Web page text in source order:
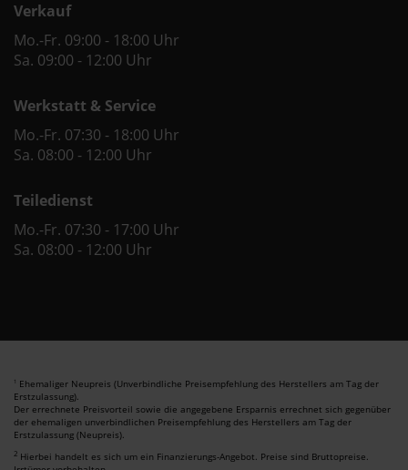
Verkauf
Mo.-Fr. 09:00 - 18:00 Uhr
Sa. 09:00 - 12:00 Uhr
Werkstatt & Service
Mo.-Fr. 07:30 - 18:00 Uhr
Sa. 08:00 - 12:00 Uhr
Teiledienst
Mo.-Fr. 07:30 - 17:00 Uhr
Sa. 08:00 - 12:00 Uhr
1 Ehemaliger Neupreis (Unverbindliche Preisempfehlung des Herstellers am Tag der
Erstzulassung).
Der errechnete Preisvorteil sowie die angegebene Ersparnis errechnet sich gegenüber
der ehemaligen unverbindlichen Preisempfehlung des Herstellers am Tag der
Erstzulassung (Neupreis).
2 Hierbei handelt es sich um ein Finanzierungs-Angebot. Preise sind Bruttopreise.